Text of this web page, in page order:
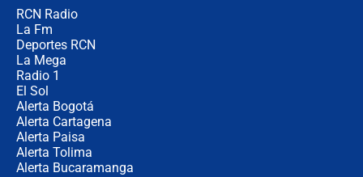
RCN Radio
La Fm
Deportes RCN
La Mega
Radio 1
El Sol
Alerta Bogotá
Alerta Cartagena
Alerta Paisa
Alerta Tolima
Alerta Bucaramanga